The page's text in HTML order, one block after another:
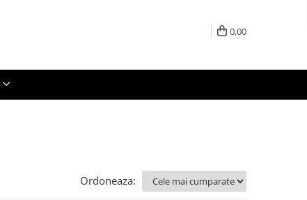
0,00
Ordoneaza: